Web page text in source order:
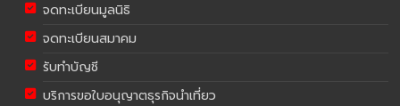
จดทะเบียนมูลนิธิ
จดทะเบียนสมาคม
รับทำบัญชี
บริการขอใบอนุญาตธุรกิจนำเที่ยว